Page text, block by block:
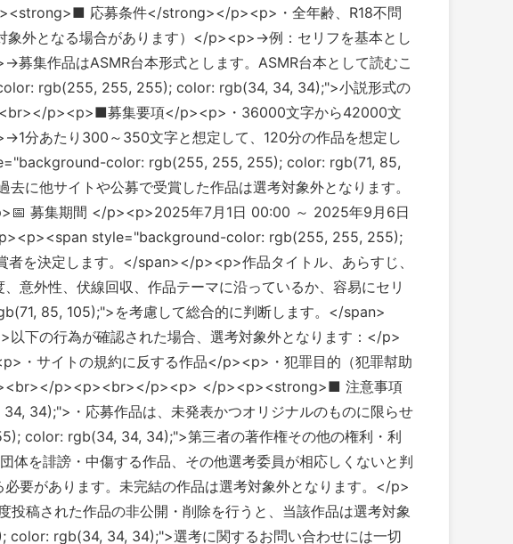
応募条件</strong></p><p>・全年齢、R18不問
外となる場合があります）</p><p>→例：セリフを基本とし
集作品はASMR台本形式とします。ASMR台本として読むこ
rgb(255, 255, 255); color: rgb(34, 34, 34);">小説形式の
p><p>■募集要項</p><p>・36000文字から42000文
分あたり300～350文字と想定して、120分の作品を想定し
color: rgb(255, 255, 255); color: rgb(71, 85,
に他サイトや公募で受賞した作品は選考対象外となります。
集期間 </p><p>2025年7月1日 00:00 ～ 2025年9月6日
style="background-color: rgb(255, 255, 255);
を決定します。</span></p><p>作品タイトル、あらすじ、
意外性、伏線回収、作品テーマに沿っているか、容易にセリ
85, 105);">を考慮して総合的に判断します。</span>
行為が確認された場合、選考対象外となります：</p>
・サイトの規約に反する作品</p><p>・犯罪目的（犯罪幇助
p><p><br></p><p> </p><p><strong>■ 注意事項
・応募作品は、未発表かつオリジナルのものに限らせ
color: rgb(34, 34, 34);">第三者の著作権その他の権利・利
体を誹謗・中傷する作品、その他選考委員が相応しくないと判
要があります。未完結の作品は選考対象外となります。</p>
された作品の非公開・削除を行うと、当該作品は選考対象
rgb(34, 34, 34);">選考に関するお問い合わせには一切